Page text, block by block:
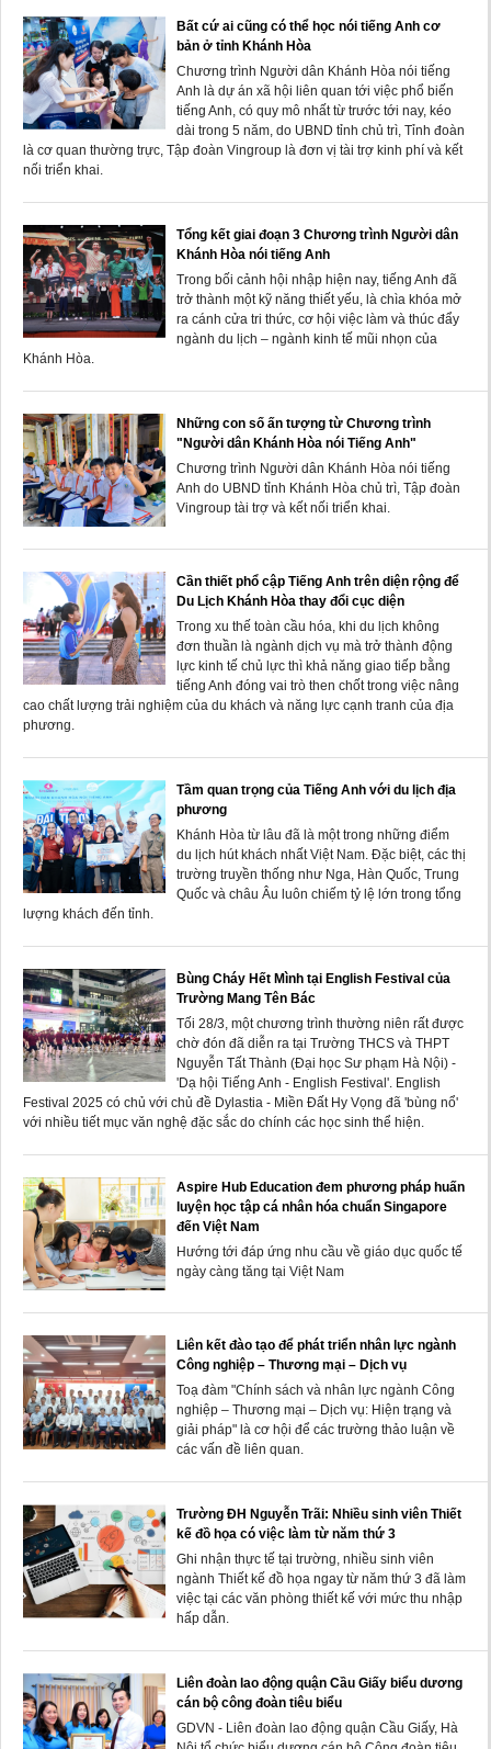
Bất cứ ai cũng có thể học nói tiếng Anh cơ
bản ở tỉnh Khánh Hòa
Chương trình Người dân Khánh Hòa nói tiếng
Anh là dự án xã hội liên quan tới việc phổ biến
tiếng Anh, có quy mô nhất từ trước tới nay, kéo
dài trong 5 năm, do UBND tỉnh chủ trì, Tỉnh đoàn
là cơ quan thường trực, Tập đoàn Vingroup là đơn vị tài trợ kinh phí và kết
nối triển khai.
Tổng kết giai đoạn 3 Chương trình Người dân
Khánh Hòa nói tiếng Anh
Trong bối cảnh hội nhập hiện nay, tiếng Anh đã
trở thành một kỹ năng thiết yếu, là chìa khóa mở
ra cánh cửa tri thức, cơ hội việc làm và thúc đẩy
ngành du lịch – ngành kinh tế mũi nhọn của
Khánh Hòa.
Những con số ấn tượng từ Chương trình
"Người dân Khánh Hòa nói Tiếng Anh"
Chương trình Người dân Khánh Hòa nói tiếng
Anh do UBND tỉnh Khánh Hòa chủ trì, Tập đoàn
Vingroup tài trợ và kết nối triển khai.
Cần thiết phổ cập Tiếng Anh trên diện rộng để
Du Lịch Khánh Hòa thay đổi cục diện
Trong xu thế toàn cầu hóa, khi du lịch không
đơn thuần là ngành dịch vụ mà trở thành động
lực kinh tế chủ lực thì khả năng giao tiếp bằng
tiếng Anh đóng vai trò then chốt trong việc nâng
cao chất lượng trải nghiệm của du khách và năng lực cạnh tranh của địa
phương.
Tầm quan trọng của Tiếng Anh với du lịch địa
phương
Khánh Hòa từ lâu đã là một trong những điểm
du lịch hút khách nhất Việt Nam. Đặc biệt, các thị
trường truyền thống như Nga, Hàn Quốc, Trung
Quốc và châu Âu luôn chiếm tỷ lệ lớn trong tổng
lượng khách đến tỉnh.
Bùng Cháy Hết Mình tại English Festival của
Trường Mang Tên Bác
Tối 28/3, một chương trình thường niên rất được
chờ đón đã diễn ra tại Trường THCS và THPT
Nguyễn Tất Thành (Đại học Sư phạm Hà Nội) -
'Dạ hội Tiếng Anh - English Festival'. English
Festival 2025 có chủ với chủ đề Dylastia - Miền Đất Hy Vọng đã 'bùng nổ'
với nhiều tiết mục văn nghệ đặc sắc do chính các học sinh thể hiện.
Aspire Hub Education đem phương pháp huấn
luyện học tập cá nhân hóa chuẩn Singapore
đến Việt Nam
Hướng tới đáp ứng nhu cầu về giáo dục quốc tế
ngày càng tăng tại Việt Nam
Liên kết đào tạo để phát triển nhân lực ngành
Công nghiệp – Thương mại – Dịch vụ
Toạ đàm "Chính sách và nhân lực ngành Công
nghiệp – Thương mại – Dịch vụ: Hiện trạng và
giải pháp" là cơ hội để các trường thảo luận về
các vấn đề liên quan.
Trường ĐH Nguyễn Trãi: Nhiều sinh viên Thiết
kế đồ họa có việc làm từ năm thứ 3
Ghi nhận thực tế tại trường, nhiều sinh viên
ngành Thiết kế đồ họa ngay từ năm thứ 3 đã làm
việc tại các văn phòng thiết kế với mức thu nhập
hấp dẫn.
Liên đoàn lao động quận Cầu Giấy biểu dương
cán bộ công đoàn tiêu biểu
GDVN - Liên đoàn lao động quận Cầu Giấy, Hà